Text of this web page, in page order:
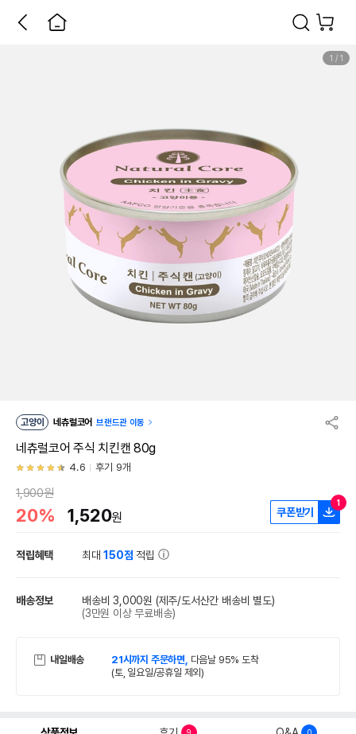
1 / 1
고양이 네츄럴코어 브랜드관 이동
네츄럴코어 주식 치킨캔 80g
4.6 후기 9개
1,900원
20% 1,520원 쿠폰받기
1
적립혜택 최대150점 적립
배송정보 배송비 3,000원 (제주/도서산간 배송비 별도)
(3만원 이상 무료배송)
내일배송 21시까지 주문하면, 다음날 95% 도착
(토, 일요일/공휴일 제외)